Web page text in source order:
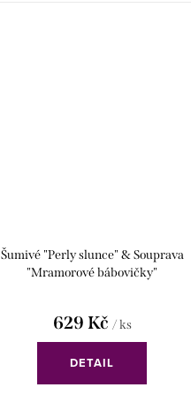
Šumivé "Perly slunce" & Souprava
"Mramorové bábovičky"
629 Kč / ks
DETAIL